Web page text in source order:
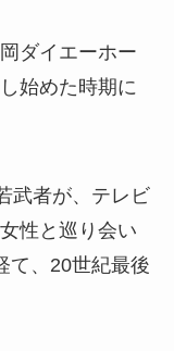
ダイエーホー
始めた時期に
武者が、テレビ
性と巡り会い
て、20世紀最後